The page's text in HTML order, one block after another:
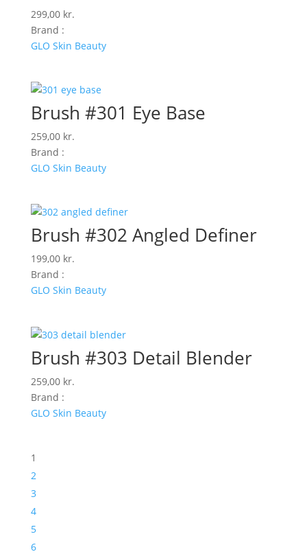
299,00 kr.
Brand :
GLO Skin Beauty
Brush #301 Eye Base
259,00 kr.
Brand :
GLO Skin Beauty
Brush #302 Angled Definer
199,00 kr.
Brand :
GLO Skin Beauty
Brush #303 Detail Blender
259,00 kr.
Brand :
GLO Skin Beauty
1
2
3
4
5
6